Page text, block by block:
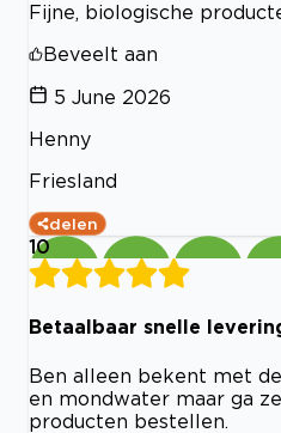
Fijne, biologische
Beveelt aan
5 June 2026
Henny
Friesland
delen
10
Betaalbaar snelle
Ben alleen bekent met
en mondwater maar ga
producten bestellen.